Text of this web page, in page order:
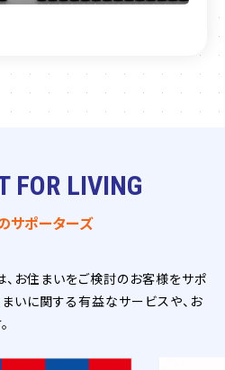
FOR LIVING
サポーターズ
、お住まいをご検討のお客様をサポ
いに関する有益なサービスや、お